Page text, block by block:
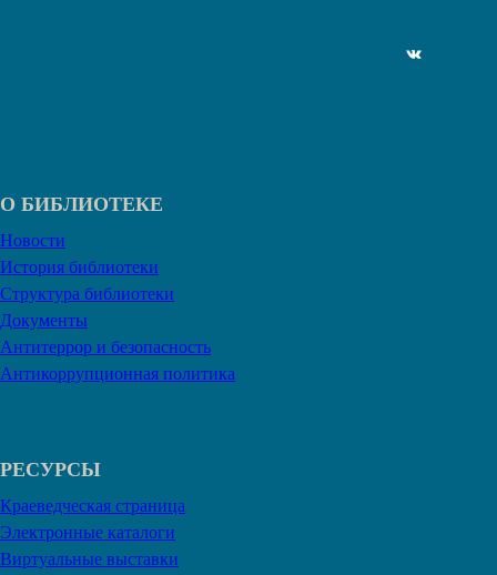
ВКонтакте
О БИБЛИОТЕКЕ
Новости
История библиотеки
Структура библиотеки
Документы
Антитеррор и безопасность
Антикоррупционная политика
РЕСУРСЫ
Краеведческая страница
Электронные каталоги
Виртуальные выставки